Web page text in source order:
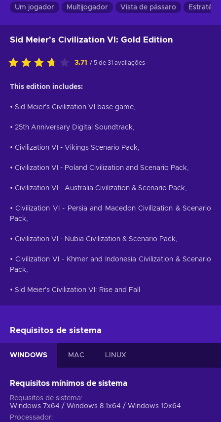
Um jogador Multijogador Vista de pássaro
Sid Meier's Civilization VI: Gold Edition
3.71 / 5 de 31 avaliações
This edition includes:
• Sid Meier's Civilization VI base game,
• 25th Anniversary Digital Soundtrack,
• Civilization VI - Vikings Scenario Pack,
• Civilization VI - Poland Civilization and Scenario Pack,
• Civilization VI - Australia Civilization & Scenario Pack,
• Civilization VI - Persia and Macedon Civilization & Scenario
Pack,
• Civilization VI - Nubia Civilization & Scenario Pack,
• Civilization VI - Khmer and Indonesia Civilization & Scenario
Pack,
• Sid Meier's Civilization VI: Rise and Fall
Requisitos de sistema
WINDOWS MAC LINUX
Requisitos mínimos de sistema
Requisitos de sistema
Windows 7x64 / Windows 8.1x64 / Windows 10x64
Processador